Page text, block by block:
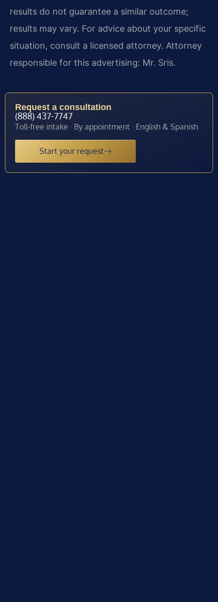
results do not guarantee a similar outcome;
results may vary. For advice about your specific
situation, consult a licensed attorney. Attorney
responsible for this advertising: Mr. Sris.
Request a consultation
(888) 437-7747
Toll-free intake · By appointment · English & Spanish
Start your request